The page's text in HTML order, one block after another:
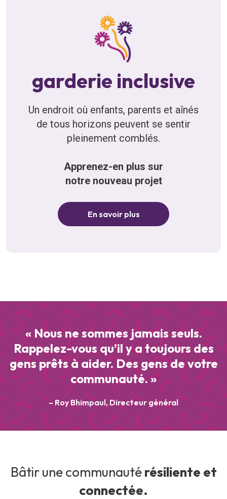
garderie inclusive
Un endroit où enfants, parents et aînés
de tous horizons peuvent se sentir
pleinement comblés.
Apprenez-en plus sur
notre nouveau projet
En savoir plus
« Nous ne sommes jamais seuls.
Rappelez-vous qu’il y a toujours des
gens prêts à aider. Des gens de votre
communauté. »
– Roy Bhimpaul, Directeur général
Bâtir une communautérésiliente et
connectée.